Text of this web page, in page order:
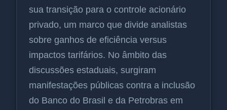
sua transição para o controle acionário
privado, um marco que divide analistas
sobre ganhos de eficiência versus
impactos tarifários. No âmbito das
discussões estaduais, surgiram
manifestações públicas contra a inclusão
do Banco do Brasil e da Petrobras em